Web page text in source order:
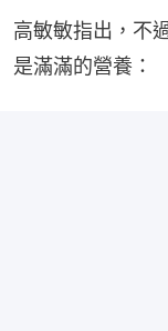
高敏敏指出，不
是滿滿的營養：